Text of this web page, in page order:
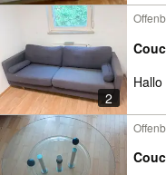
2